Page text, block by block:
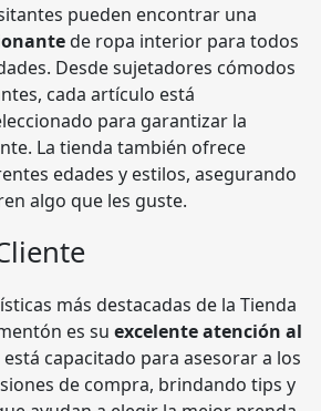
pueden encontrar una
de ropa interior para todos
Desde sujetadores cómodos
cada artículo está
para garantizar la
La tienda también ofrece
edades y estilos, asegurando
algo que les guste.
más destacadas de la Tienda
es su excelente atención al
está capacitado para asesorar a los
de compra, brindando tips y